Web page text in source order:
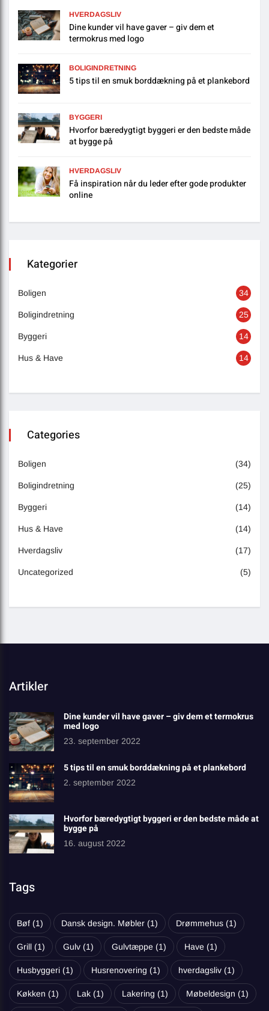
HVERDAGSLIV
Dine kunder vil have gaver – giv dem et
termokrus med logo
BOLIGINDRETNING
5 tips til en smuk borddækning på et plankebord
BYGGERI
Hvorfor bæredygtigt byggeri er den bedste måde
at bygge på
HVERDAGSLIV
Få inspiration når du leder efter gode produkter
online
Kategorier
Boligen 34
Boligindretning 25
Byggeri 14
Hus & Have 14
Categories
Boligen (34)
Boligindretning (25)
Byggeri (14)
Hus & Have (14)
Hverdagsliv (17)
Uncategorized (5)
Artikler
Dine kunder vil have gaver – giv dem et termokrus
med logo
23. september 2022
5 tips til en smuk borddækning på et plankebord
2. september 2022
Hvorfor bæredygtigt byggeri er den bedste måde at
bygge på
16. august 2022
Tags
Bøf (1) Dansk design. Møbler (1) Drømmehus (1)
Grill (1) Gulv (1) Gulvtæppe (1) Have (1)
Husbyggeri (1) Husrenovering (1) hverdagsliv (1)
Køkken (1) Lak (1) Lakering (1) Møbeldesign (1)